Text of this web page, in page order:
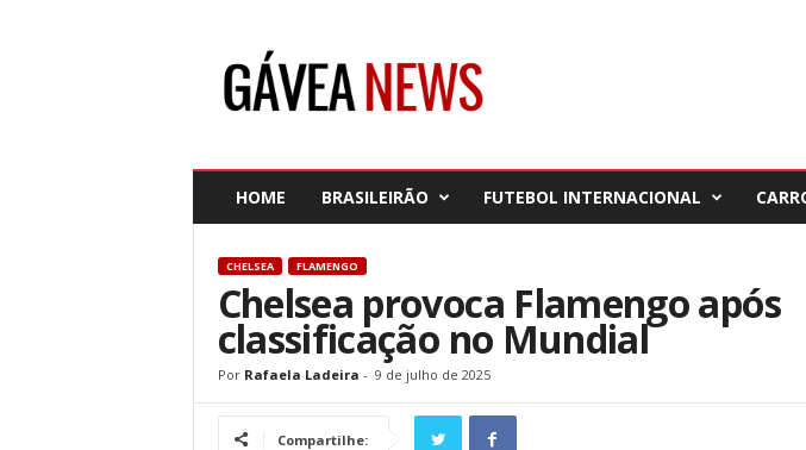
HOME BRASILEIRÃO FUTEBOL INTERNACIONAL
CHELSEA FLAMENGO
Chelsea provoca Flamengo após
classificação no Mundial
Por Rafaela Ladeira - 9 de julho de 2025
Compartilhe: